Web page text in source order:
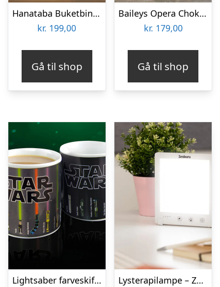
Hanataba Buketbinder
kr. 199,00
Gå til shop
Baileys Opera Chokoladeæske
kr. 179,00
Gå til shop
Lightsaber farveskiftende krus
Lysterapilampe – Zenkuru